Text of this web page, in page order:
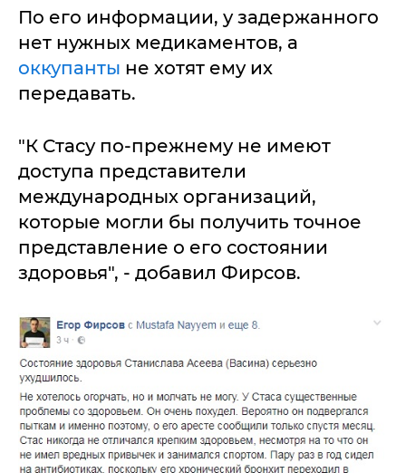
По его информации, у задержанного
нет нужных медикаментов, а
оккупанты не хотят ему их
передавать.
"К Стасу по-прежнему не имеют
доступа представители
международных организаций,
которые могли бы получить точное
представление о его состоянии
здоровья", - добавил Фирсов.